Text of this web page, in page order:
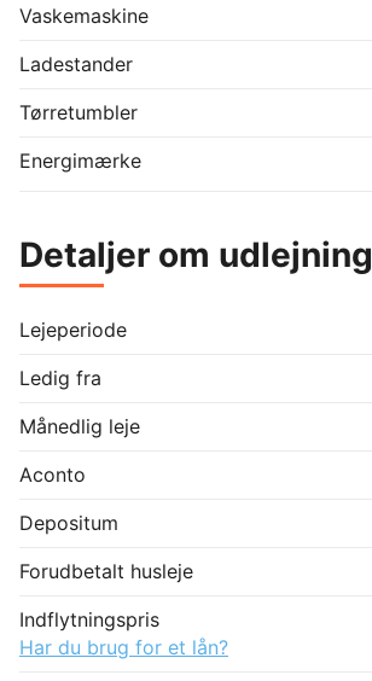
Vaskemaskine
Ladestander
Tørretumbler
Energimærke
Detaljer om udlejning
Lejeperiode
Ledig fra
Månedlig leje
Aconto
Depositum
Forudbetalt husleje
Indflytningspris
Har du brug for et lån?